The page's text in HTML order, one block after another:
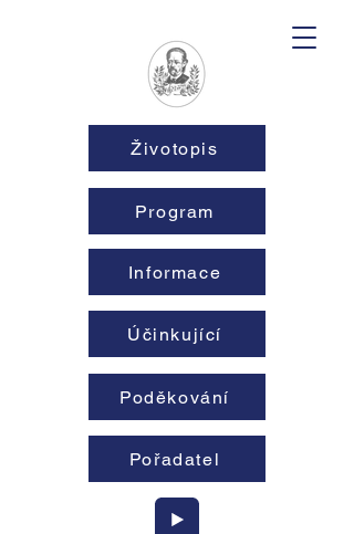
Program
Životopis
Účinkující
Poděkování
Pořadatel
Informace